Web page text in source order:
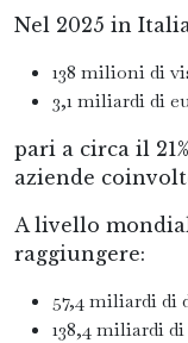
Nel 2025 in
138 milioni di
3,1 miliardi di
pari a circa il
aziende
A livello
raggiungere:
57,4 miliardi di
138,4 miliardi